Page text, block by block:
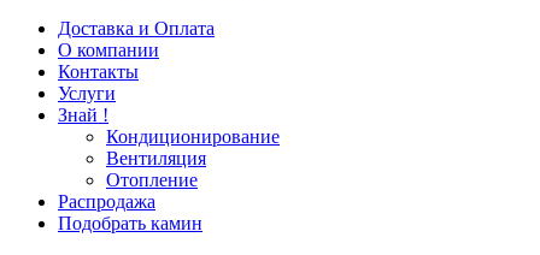
Доставка и Оплата
О компании
Контакты
Услуги
Знай !
Кондиционирование
Вентиляция
Отопление
Распродажа
Подобрать камин